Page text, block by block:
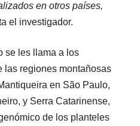
en otros países,
el investigador.
se les llama a los
las regiones montañosas
en São Paulo,
y Serra Catarinense,
de los planteles